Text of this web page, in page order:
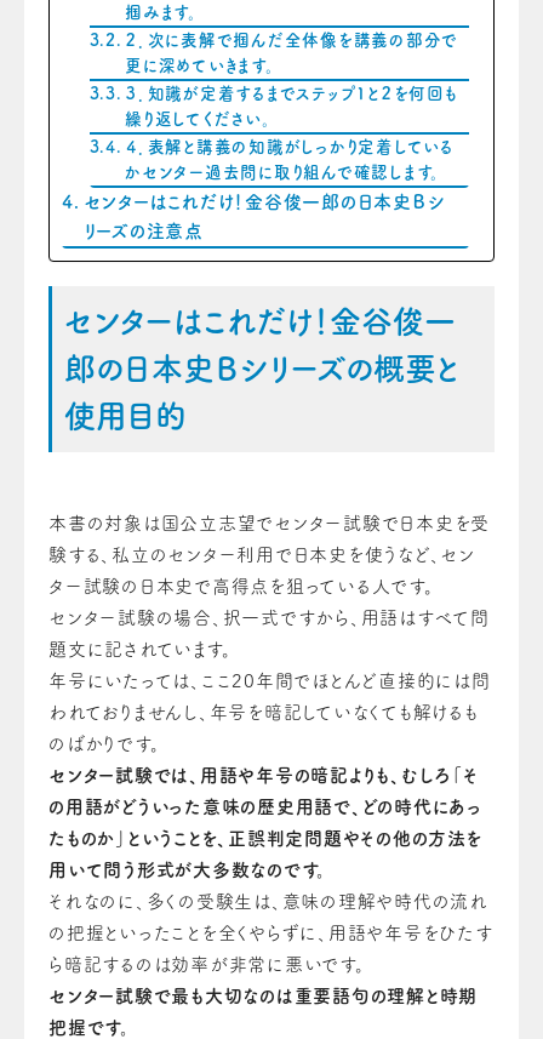
掴みます。
２．次に表解で掴んだ全体像を講義の部分で
更に深めていきます。
３．知識が定着するまでステップ１と２を何回も
繰り返してください。
４．表解と講義の知識がしっかり定着している
かセンター過去問に取り組んで確認します。
センターはこれだけ！金谷俊一郎の日本史Ｂシ
リーズの注意点
センターはこれだけ！金谷俊一
郎の日本史Ｂシリーズの概要と
使用目的
本書の対象は国公立志望でセンター試験で日本史を受
験する、私立のセンター利用で日本史を使うなど、セン
ター試験の日本史で高得点を狙っている人です。
センター試験の場合、択一式ですから、用語はすべて問
題文に記されています。
年号にいたっては、ここ20年間でほとんど直接的には問
われておりませんし、年号を暗記していなくても解けるも
のばかりです。
センター試験では、用語や年号の暗記よりも、むしろ「そ
の用語がどういった意味の歴史用語で、どの時代にあっ
たものか」ということを、正誤判定問題やその他の方法を
用いて問う形式が大多数なのです。
それなのに、多くの受験生は、意味の理解や時代の流れ
の把握といったことを全くやらずに、用語や年号をひたす
ら暗記するのは効率が非常に悪いです。
センター試験で最も大切なのは重要語句の理解と時期
把握です。